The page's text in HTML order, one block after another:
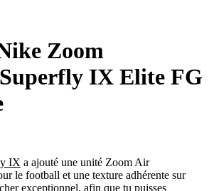
Zoom
IX Elite FG
IX a ajouté une unité Zoom Air
le football et une texture adhérente sur
exceptionnel, afin que tu puisses